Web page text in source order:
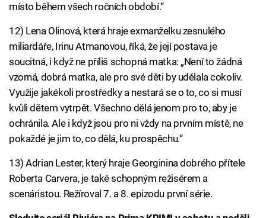
místo během všech ročních období.“
12) Lena Olinová, která hraje exmanželku zesnulého
miliardáře, Irinu Atmanovou, říká, že její postava je
soucitná, i když ne příliš schopná matka: „Není to žádná
vzorná, dobrá matka, ale pro své děti by udělala cokoliv.
Využije jakékoli prostředky a nestará se o to, co si musí
kvůli dětem vytrpět. Všechno dělá jenom pro to, aby je
ochránila. Ale i když jsou pro ni vždy na prvním místě, ne
pokaždé je jim to, co dělá, ku prospěchu.“
13) Adrian Lester, který hraje Georginina dobrého přítele
Roberta Carvera, je také schopným režisérem a
scenáristou. Režíroval 7. a 8. epizodu první série.